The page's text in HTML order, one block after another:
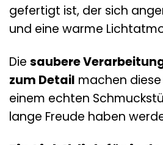
gefertigt ist, der sich
und eine warme
Die saubere
zum Detail machen
einem echten
lange Freude haben